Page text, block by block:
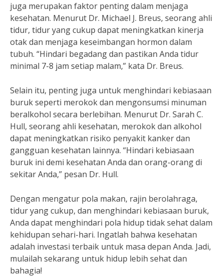
juga merupakan faktor penting dalam menjaga
kesehatan. Menurut Dr. Michael J. Breus, seorang ahli
tidur, tidur yang cukup dapat meningkatkan kinerja
otak dan menjaga keseimbangan hormon dalam
tubuh. “Hindari begadang dan pastikan Anda tidur
minimal 7-8 jam setiap malam,” kata Dr. Breus.
Selain itu, penting juga untuk menghindari kebiasaan
buruk seperti merokok dan mengonsumsi minuman
beralkohol secara berlebihan. Menurut Dr. Sarah C.
Hull, seorang ahli kesehatan, merokok dan alkohol
dapat meningkatkan risiko penyakit kanker dan
gangguan kesehatan lainnya. “Hindari kebiasaan
buruk ini demi kesehatan Anda dan orang-orang di
sekitar Anda,” pesan Dr. Hull.
Dengan mengatur pola makan, rajin berolahraga,
tidur yang cukup, dan menghindari kebiasaan buruk,
Anda dapat menghindari pola hidup tidak sehat dalam
kehidupan sehari-hari. Ingatlah bahwa kesehatan
adalah investasi terbaik untuk masa depan Anda. Jadi,
mulailah sekarang untuk hidup lebih sehat dan
bahagia!